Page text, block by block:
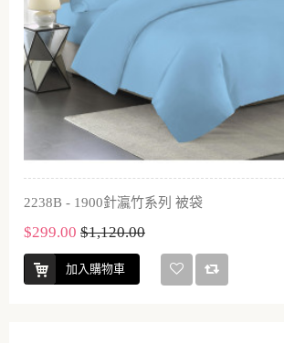
2238B - 1900針瀛竹系列 被袋
$299.00 $1,120.00
加入購物車